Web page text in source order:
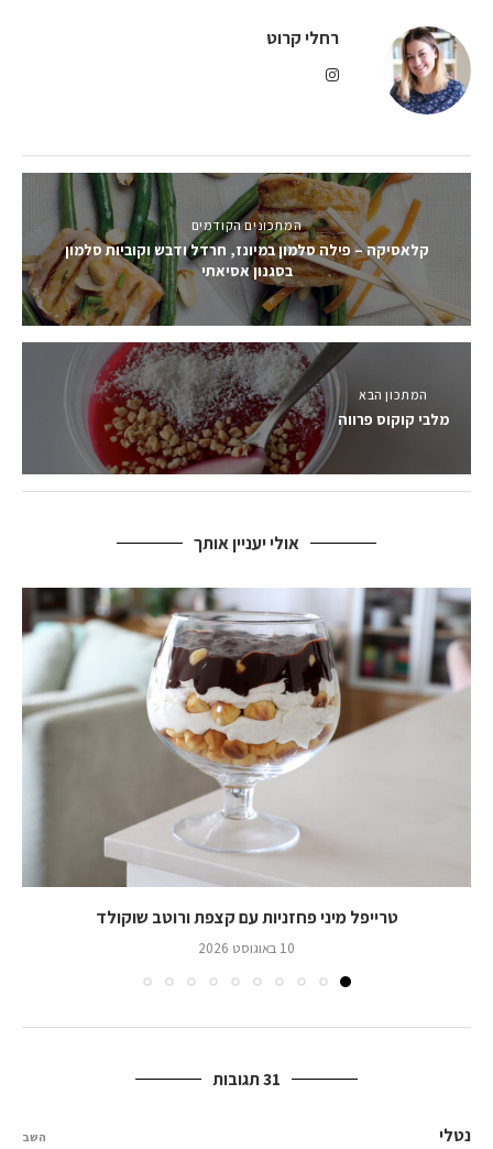
רחלי קרוט
המתכונים הקודמים
קלאסיקה – פילה סלמון במיונז, חרדל ודבש וקוביות סלמון
בסגנון אסיאתי
המתכון הבא
מלבי קוקוס פרווה
אולי יעניין אותך
טרייפל מיני פחזניות עם קצפת ורוטב שוקולד
10 באוגוסט 2026
31 תגובות
נטלי השב